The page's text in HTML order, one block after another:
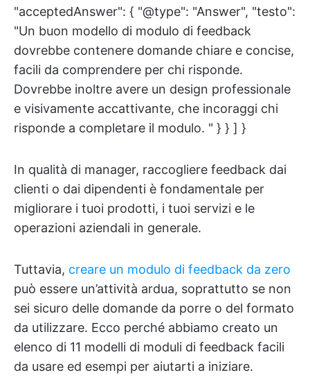
"acceptedAnswer": { "@type": "Answer", "testo":
"Un buon modello di modulo di feedback
dovrebbe contenere domande chiare e concise,
facili da comprendere per chi risponde.
Dovrebbe inoltre avere un design professionale
e visivamente accattivante, che incoraggi chi
risponde a completare il modulo. " } } ] }
In qualità di manager, raccogliere feedback dai
clienti o dai dipendenti è fondamentale per
migliorare i tuoi prodotti, i tuoi servizi e le
operazioni aziendali in generale.
Tuttavia, creare un modulo di feedback da zero
può essere un’attività ardua, soprattutto se non
sei sicuro delle domande da porre o del formato
da utilizzare. Ecco perché abbiamo creato un
elenco di 11 modelli di moduli di feedback facili
da usare ed esempi per aiutarti a iniziare.